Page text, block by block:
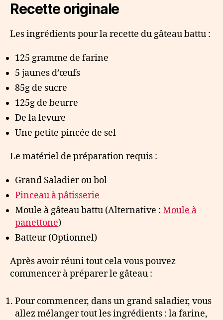
Recette originale
Les ingrédients pour la recette du gâteau battu :
125 gramme de farine
5 jaunes d’œufs
85g de sucre
125g de beurre
De la levure
Une petite pincée de sel
Le matériel de préparation requis :
Grand Saladier ou bol
Pinceau à pâtisserie
Moule à gâteau battu (Alternative : Moule à
panettone)
Batteur (Optionnel)
Après avoir réuni tout cela vous pouvez
commencer à préparer le gâteau :
Pour commencer, dans un grand saladier, vous
allez mélanger tout les ingrédients : la farine,